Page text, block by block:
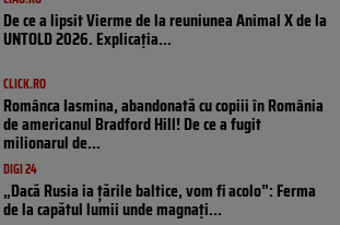
De ce a lipsit Vierme de la reuniunea Animal X de la
UNTOLD 2026. Explicația...
CLICK.RO
Românca Iasmina, abandonată cu copiii în România
de americanul Bradford Hill! De ce a fugit
milionarul de...
DIGI 24
„Dacă Rusia ia țările baltice, vom fi acolo”: Ferma
de la capătul lumii unde magnați...